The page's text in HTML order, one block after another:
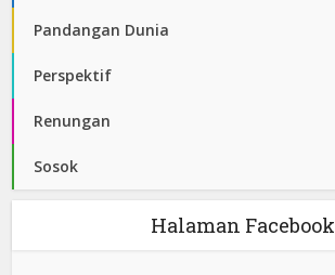
Pandangan Dunia
Perspektif
Renungan
Sosok
Halaman Facebook